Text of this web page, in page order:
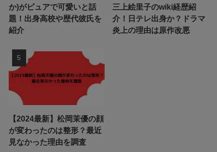
か)がピュアで可愛いと話
題！出身高校や歴代彼氏を
紹介
三上絵里子のwiki経歴紹
介！日テレ出身か？ドラマ
炎上の理由は原作改悪
【2024最新】松岡茉優の顔
が変わったのは整形？最近
見なかった理由を調査